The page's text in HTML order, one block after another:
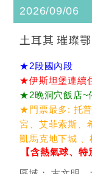
2026/09/06
土耳其 璀璨
★2段國內段
★伊斯坦堡連續
★2晚洞穴飯店~
★門票最多: 托
宮、艾菲索斯、
凱馬克地下城
【含熱氣球、